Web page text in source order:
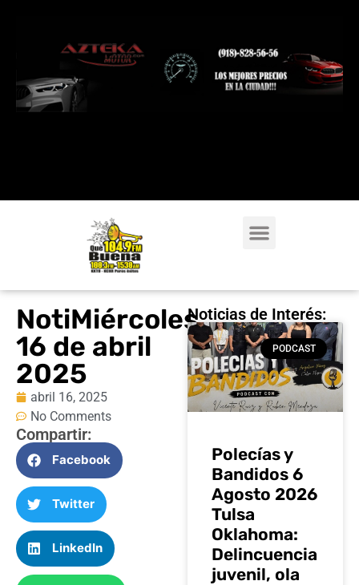
NotiMiércoles
16 de abril
2025
abril 16, 2025
No Comments
Compartir:
Facebook
Twitter
LinkedIn
Noticias de Interés:
PODCAST
Polecías y
Bandidos 6
Agosto 2026
Tulsa
Oklahoma:
Delincuencia
juvenil, ola